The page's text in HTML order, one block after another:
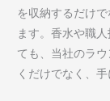
を収納するだけ
ます。香水や職
ても、当社のラ
くだけでなく、